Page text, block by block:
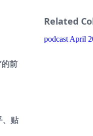
Related
podcast April
前
、贴